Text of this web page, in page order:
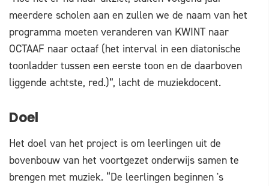
meerdere scholen aan en zullen we de naam van het
programma moeten veranderen van KWINT naar
OCTAAF naar octaaf (het interval in een diatonische
toonladder tussen een eerste toon en de daarboven
liggende achtste, red.)”, lacht de muziekdocent.
Doel
Het doel van het project is om leerlingen uit de
bovenbouw van het voortgezet onderwijs samen te
brengen met muziek. “De leerlingen beginnen 's